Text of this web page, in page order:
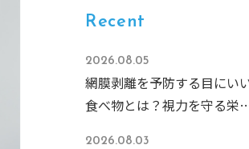
Recent
2026.08.05
網膜剥離を予防する目にい
食べ物とは？視力を守る栄
2026.08.03